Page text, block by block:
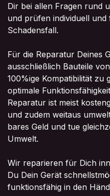
Dir bei allen Fragen rund
und prüfen individuell und
Schadensfall.
Für die Reparatur Deines
ausschließlich Bauteile
100%ige Kompatibilität zu
optimale
Reparatur ist meist
und zudem weitaus
bares Geld und tue
Umwelt.
Wir reparieren für Dich
Du Dein Gerät
funktionsfähig in den